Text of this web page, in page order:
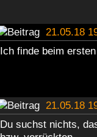
21.05.18
Ich finde beim
21.05.18
Du suchst nichts,